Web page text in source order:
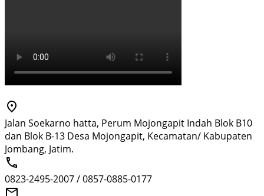
Jalan Soekarno hatta, Perum Mojongapit Indah Blok B10
dan Blok B-13 Desa Mojongapit, Kecamatan/ Kabupaten
Jombang, Jatim.
0823-2495-2007 / 0857-0885-0177